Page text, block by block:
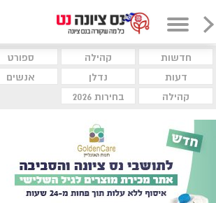
חדשות קהילה ספורט
דעות
נדלן אנשים
קהילה
בחירות 2026